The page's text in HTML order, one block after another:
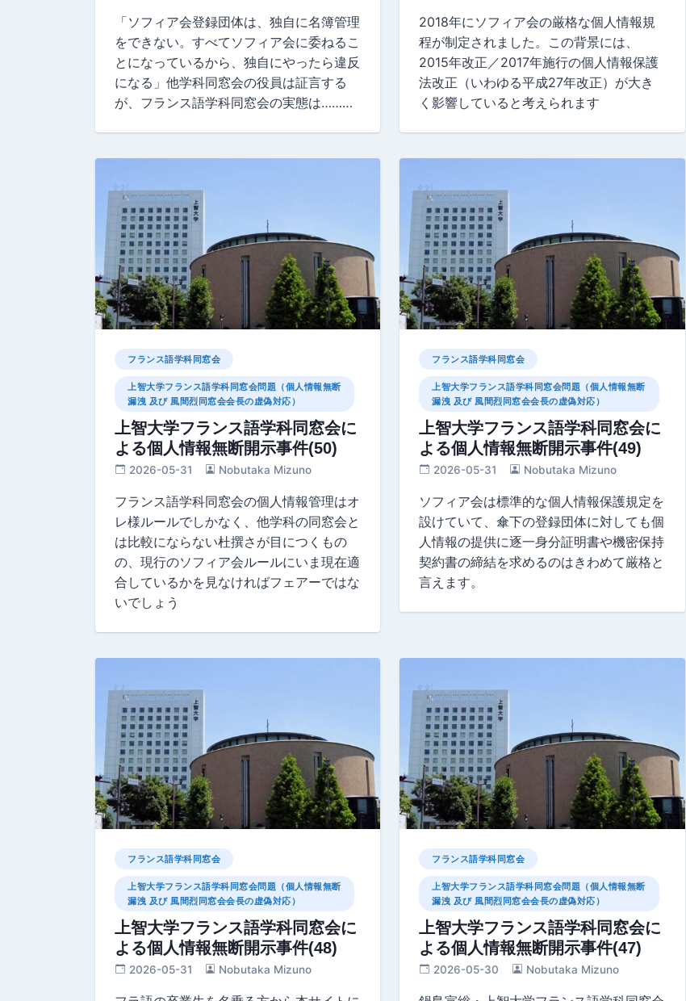
「ソフィア会登録団体は、独自に名簿管理
をできない。すべてソフィア会に委ねるこ
とになっているから、独自にやったら違反
になる」他学科同窓会の役員は証言する
が、フランス語学科同窓会の実態は………
2018年にソフィア会の厳格な個人情報規
程が制定されました。この背景には、
2015年改正／2017年施行の個人情報保護
法改正（いわゆる平成27年改正）が大き
く影響していると考えられます
フランス語学科同窓会
上智大学フランス語学科同窓会問題（個人情報無断
漏洩 及び 風間烈同窓会会長の虚偽対応）
上智大学フランス語学科同窓会に
よる個人情報無断開示事件(50)
2026-05-31 Nobutaka Mizuno
フランス語学科同窓会の個人情報管理はオ
レ様ルールでしかなく、他学科の同窓会と
は比較にならない杜撰さが目につくもの
の、現行のソフィア会ルールにいま現在適
合しているかを見なければフェアーではな
いでしょう
フランス語学科同窓会
上智大学フランス語学科同窓会問題（個人情報無断
漏洩 及び 風間烈同窓会会長の虚偽対応）
上智大学フランス語学科同窓会に
よる個人情報無断開示事件(49)
2026-05-31 Nobutaka Mizuno
ソフィア会は標準的な個人情報保護規定を
設けていて、傘下の登録団体に対しても個
人情報の提供に逐一身分証明書や機密保持
契約書の締結を求めるのはきわめて厳格と
言えます。
フランス語学科同窓会
上智大学フランス語学科同窓会問題（個人情報無断
漏洩 及び 風間烈同窓会会長の虚偽対応）
上智大学フランス語学科同窓会に
よる個人情報無断開示事件(48)
2026-05-31 Nobutaka Mizuno
フランス語学科同窓会
上智大学フランス語学科同窓会問題（個人情報無断
漏洩 及び 風間烈同窓会会長の虚偽対応）
上智大学フランス語学科同窓会に
よる個人情報無断開示事件(47)
2026-05-30 Nobutaka Mizuno